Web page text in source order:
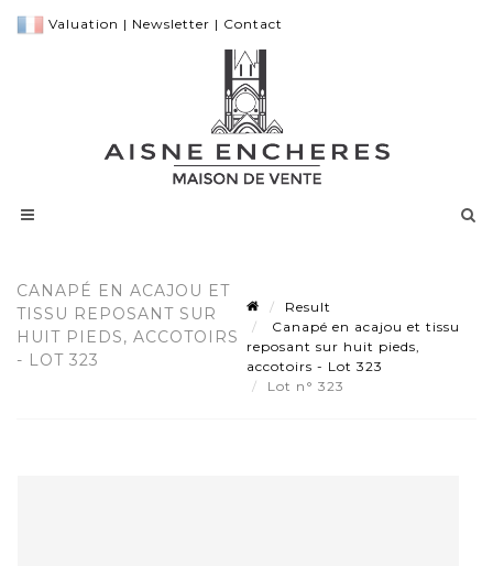
Valuation | Newsletter | Contact
CANAPÉ EN ACAJOU ET
TISSU REPOSANT SUR
HUIT PIEDS, ACCOTOIRS
- LOT 323
Result
Canapé en acajou et tissu
reposant sur huit pieds,
accotoirs - Lot 323
Lot n° 323